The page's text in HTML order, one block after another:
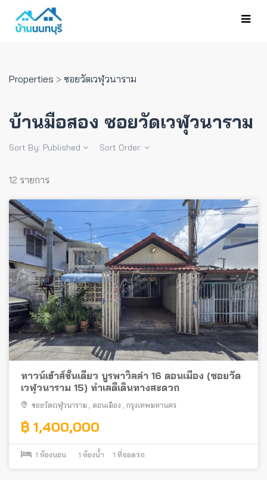
Properties > ซอยวัดเวฬุวนาราม
บ้านมือสอง ซอยวัดเวฬุวนาราม
Sort By: Published Sort Order:
12 รายการ
ทาวน์เฮ้าส์ชั้นเดียว บูรพาวิลล่า 16 ดอนเมือง (ซอยวัด
เวฬุวนาราม 15) ทำเลดีเดินทางสะดวก
ซอยวัดเวฬุวนาราม ดอนเมือง กรุงเทพมหานคร
฿ 1,400,000
1 ห้องนอน 1 ห้องน้ำ 1 ที่จอดรถ